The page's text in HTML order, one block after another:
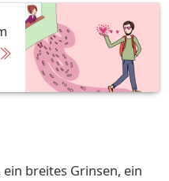
breites Grinsen, ein